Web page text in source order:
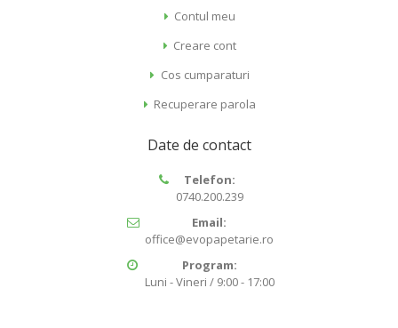
Contul meu
Creare cont
Cos cumparaturi
Recuperare parola
Date de contact
Telefon:
0740.200.239
Email:
office@evopapetarie.ro
Program:
Luni - Vineri / 9:00 - 17:00